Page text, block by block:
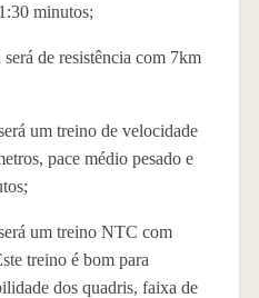
minutos;
de resistência com 7km
um treino de velocidade
pace médio pesado e
um treino NTC com
treino é bom para
dos quadris, faixa de